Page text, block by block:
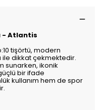
- Atlantis
tişörtü, modern
ile dikkat çekmektedir.
sunarken, ikonik
bir ifade
kullanım hem de spor